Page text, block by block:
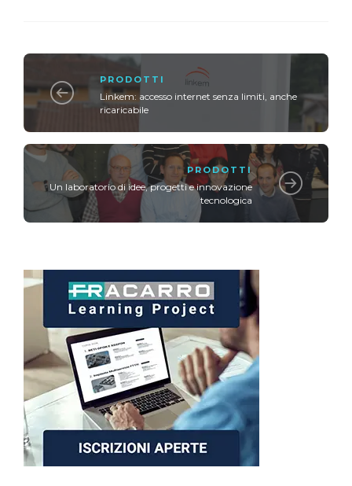
PRODOTTI
Linkem: accesso internet senza limiti, anche
ricaricabile
PRODOTTI
Un laboratorio di idee, progetti e innovazione
tecnologica